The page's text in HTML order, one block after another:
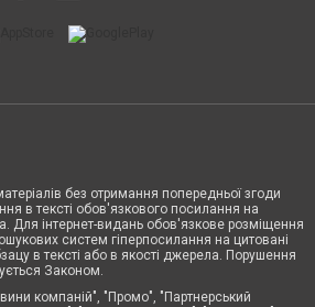
без отримання попередньої згоди
в тексті обов'язкового посилання на
Для інтернет-видань обов'язкове розміщення
систем гіперпосилання на цитовані
в тексті або в якості джерела. Порушення
Законом.
компаній", "Промо", "Партнерський